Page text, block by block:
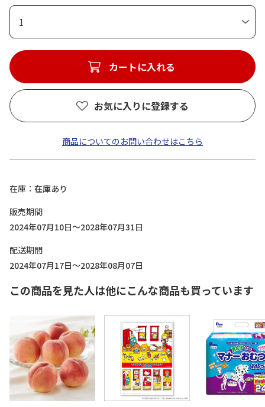
1
カートに入れる
お気に入りに登録する
商品についてのお問い合わせはこちら
在庫
在庫あり
販売期間
2024年07月10日～2028年07月31日
配送期間
2024年07月17日～2028年08月07日
この商品を見た人は他にこんな商品も買っています